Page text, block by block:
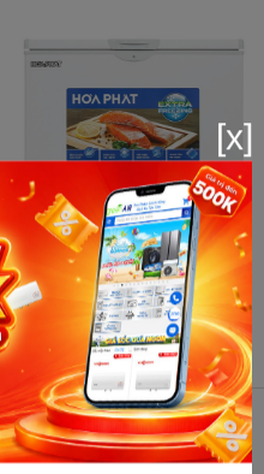
Tủ đông Hòa Phát 252 lít HPF
AD6252
5.700.000đ
[x]